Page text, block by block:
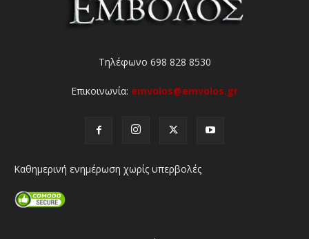
Τηλέφωνο 698 828 8530
Επικοινωνία: emvolos@emvolos.gr
Καθημερινή ενημέρωση χωρίς υπερβολές